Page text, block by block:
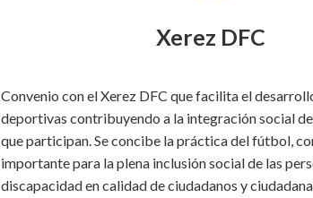
Xerez DFC
Convenio con el Xerez DFC que facilita el
deportivas contribuyendo a la integración social
que participan. Se concibe la práctica del fútbol,
importante para la plena inclusión social de las
discapacidad en calidad de ciudadanos y